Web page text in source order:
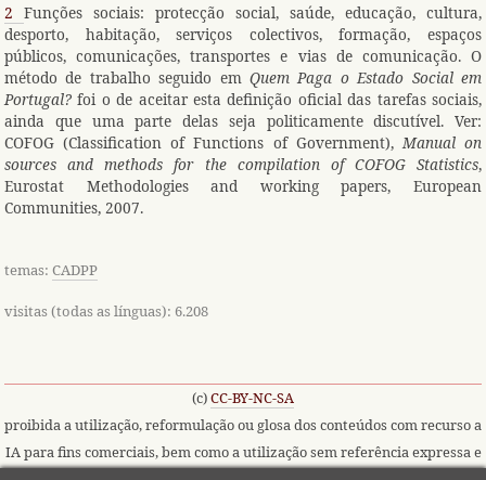
2 Funções sociais: protecção social, saúde, educação, cultura,
desporto, habitação, serviços colectivos, formação, espaços
públicos, comunicações, transportes e vias de comunicação. O
método de trabalho seguido em Quem Paga o Estado Social em
Portugal? foi o de aceitar esta definição oficial das tarefas sociais,
ainda que uma parte delas seja politicamente discutível. Ver:
COFOG (Classification of Functions of Government), Manual on
sources and methods for the compilation of COFOG Statistics,
Eurostat Methodologies and working papers, European
Communities, 2007.
temas: CADPP
visitas (todas as línguas): 6.208
(c)CC-BY-NC-SA
proibida a utilização, reformulação ou glosa dos conteúdos com recurso a
IA para fins comerciais, bem como a utilização sem referência expressa e